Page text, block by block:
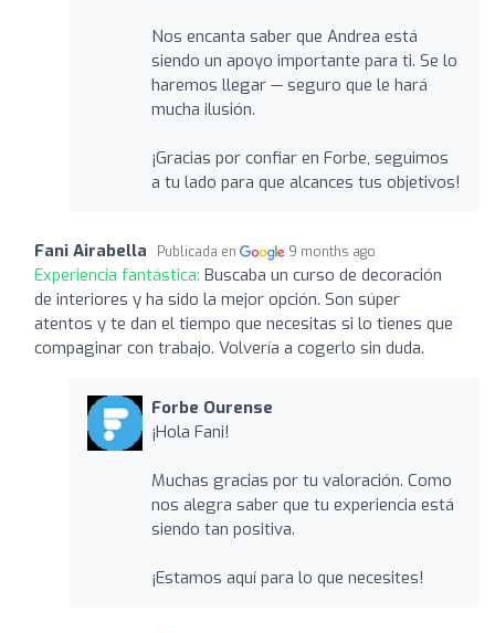
Nos encanta saber que Andrea está
siendo un apoyo importante para ti. Se lo
haremos llegar — seguro que le hará
mucha ilusión.
¡Gracias por confiar en Forbe, seguimos
a tu lado para que alcances tus objetivos!
Fani Airabella Publicada en 9 months ago
Experiencia fantástica: Buscaba un curso de decoración
de interiores y ha sido la mejor opción. Son súper
atentos y te dan el tiempo que necesitas si lo tienes que
compaginar con trabajo. Volvería a cogerlo sin duda.
Forbe Ourense
¡Hola Fani!
Muchas gracias por tu valoración. Como
nos alegra saber que tu experiencia está
siendo tan positiva.
¡Estamos aquí para lo que necesites!